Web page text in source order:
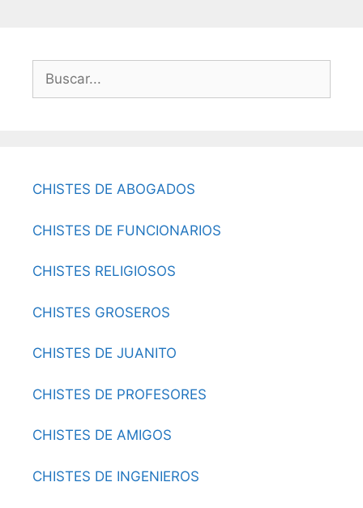
Buscar:
CHISTES DE ABOGADOS
CHISTES DE FUNCIONARIOS
CHISTES RELIGIOSOS
CHISTES GROSEROS
CHISTES DE JUANITO
CHISTES DE PROFESORES
CHISTES DE AMIGOS
CHISTES DE INGENIEROS